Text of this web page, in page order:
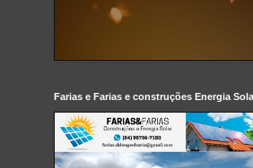
Farias e Farias e construções Energia